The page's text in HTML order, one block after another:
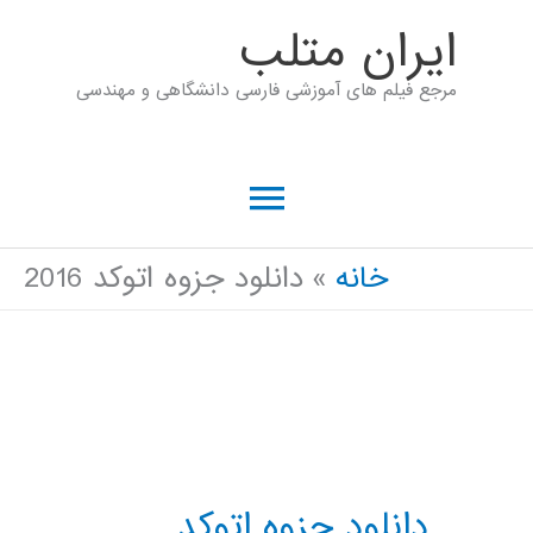
ايران متلب
مرجع فیلم های آموزشی فارسی دانشگاهی و مهندسی
فهرست
اصلی
خانه دانلود جزوه اتوکد 2016